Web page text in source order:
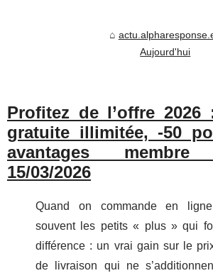
Aujourd'hui
Profitez de l’offre 2026
gratuite illimitée, -50
avantages membre
15/03/2026
Quand on commande en
souvent les petits « plus » qui
différence : un vrai gain sur le
de livraison qui ne